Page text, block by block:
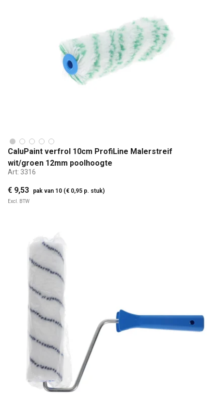
CaluPaint verfrol 10cm ProfiLine Malerstreif
wit/groen 12mm poolhoogte
Art: 3316
€ 9,53 pak van 10 (€ 0,95 p. stuk)
Excl. BTW